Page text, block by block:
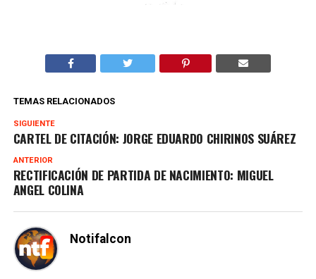
TEMAS RELACIONADOS
SIGUIENTE
CARTEL DE CITACIÓN: JORGE EDUARDO CHIRINOS SUÁREZ
ANTERIOR
RECTIFICACIÓN DE PARTIDA DE NACIMIENTO: MIGUEL
ANGEL COLINA
Notifalcon